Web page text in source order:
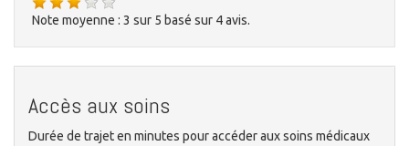
Note moyenne : 3 sur 5 basé sur 4avis.
Accès aux soins
Durée de trajet en minutes pour accéder aux soins médicaux